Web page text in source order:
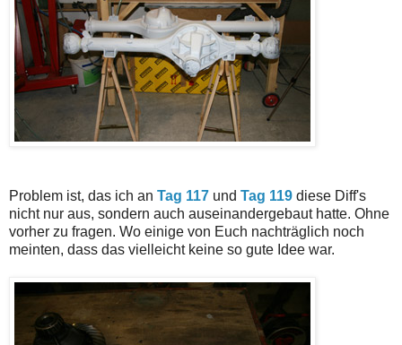
Problem ist, das ich an Tag 117 und Tag 119 diese Diff's
nicht nur aus, sondern auch auseinandergebaut hatte. Ohne
vorher zu fragen. Wo einige von Euch nachträglich noch
meinten, dass das vielleicht keine so gute Idee war.